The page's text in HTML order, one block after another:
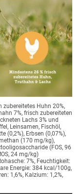
Huhn 20%,
7%, frisch zubereiteten
Lachs 3% und
Leinsamen, Fischöl,
(0,2%), Erbsen (0,07%),
(170 mg/kg),
(FOS, 96
24 mg/kg)
7%, Feuchtigkeit:
Energie: 384 kcal/100g,
1,6%, Kalzium: 1,2%,